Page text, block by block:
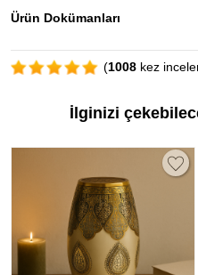
Ürün Dokümanları
(1008 kez
İlginizi